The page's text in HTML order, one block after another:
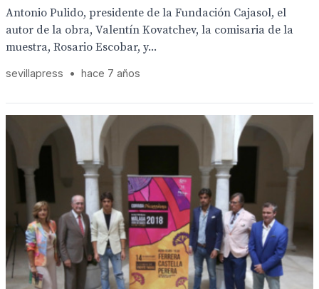
Antonio Pulido, presidente de la Fundación Cajasol, el
autor de la obra, Valentín Kovatchev, la comisaria de la
muestra, Rosario Escobar, y...
sevillapress • hace 7 años